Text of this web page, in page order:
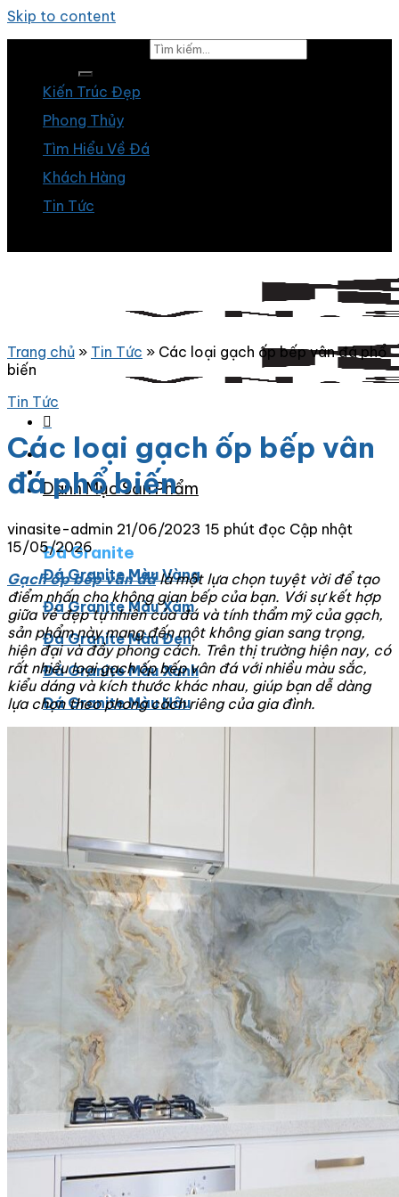
Skip to content
Kiến Trúc Đẹp
Phong Thủy
Tìm Hiểu Về Đá
Khách Hàng
Tin Tức
Danh Mục Sản Phẩm
Đá Granite
Đá Granite Màu Vàng
Đá Granite Màu Xám
Đá Granite Màu Đen
Đá Granite Màu Xanh
Đá Granite Màu Nâu
Đá Granite Màu Đỏ
Đá Marble
Đá Marble Màu Kem
Đá Marble Màu Nâu
Đá Marble Màu Đen
Đá Marble Màu Đỏ
Đá Marble Màu Vàng
Đá Marble Màu Trắng
Đá Marble Màu Xanh
Đá Ốp
Đá Ốp Bàn Bếp Nhân Tạo​
Đá Ốp Mộ
Đá Ốp Thang Máy
Trang chủ » Tin Tức » Các loại gạch ốp bếp vân đá phổ
biến
Tin Tức
Các loại gạch ốp bếp vân
đá phổ biến
vinasite-admin 21/06/2023 15 phút đọc Cập nhật
15/05/2026
Gạch ốp bếp vân đálà một lựa chọn tuyệt vời để tạo
điểm nhấn cho không gian bếp của bạn. Với sự kết hợp
giữa vẻ đẹp tự nhiên của đá và tính thẩm mỹ của gạch,
sản phẩm này mang đến một không gian sang trọng,
hiện đại và đầy phong cách. Trên thị trường hiện nay, có
rất nhiều loại gạch ốp bếp vân đá với nhiều màu sắc,
kiểu dáng và kích thước khác nhau, giúp bạn dễ dàng
lựa chọn theo phong cách riêng của gia đình.